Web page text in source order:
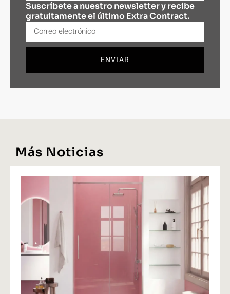
Suscríbete a nuestro newsletter y recibe
gratuitamente el último Extra Contract.
ENVIAR
Más Noticias